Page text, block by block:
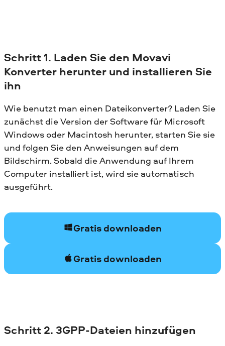
Schritt 1. Laden Sie den Movavi
Konverter herunter und installieren Sie
ihn
Wie benutzt man einen Dateikonverter? Laden Sie
zunächst die Version der Software für Microsoft
Windows oder Macintosh herunter, starten Sie sie
und folgen Sie den Anweisungen auf dem
Bildschirm. Sobald die Anwendung auf Ihrem
Computer installiert ist, wird sie automatisch
ausgeführt.
Gratis downloaden
Gratis downloaden
Schritt 2. 3GPP-Dateien hinzufügen